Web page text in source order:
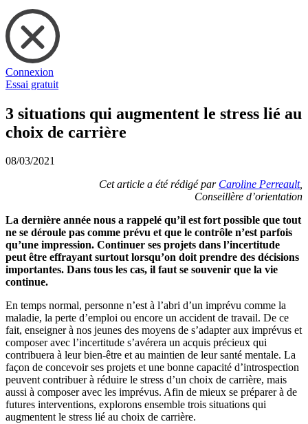
Connexion
Essai gratuit
3 situations qui augmentent le stress lié au
choix de carrière
08/03/2021
Cet article a été rédigé par Caroline Perreault,
Conseillère d’orientation
La dernière année nous a rappelé qu’il est fort possible que tout
ne se déroule pas comme prévu et que le contrôle n’est parfois
qu’une impression. Continuer ses projets dans l’incertitude
peut être effrayant surtout lorsqu’on doit prendre des décisions
importantes. Dans tous les cas, il faut se souvenir que la vie
continue.
En temps normal, personne n’est à l’abri d’un imprévu comme la
maladie, la perte d’emploi ou encore un accident de travail. De ce
fait, enseigner à nos jeunes des moyens de s’adapter aux imprévus et
composer avec l’incertitude s’avérera un acquis précieux qui
contribuera à leur bien-être et au maintien de leur santé mentale. La
façon de concevoir ses projets et une bonne capacité d’introspection
peuvent contribuer à réduire le stress d’un choix de carrière, mais
aussi à composer avec les imprévus. Afin de mieux se préparer à de
futures interventions, explorons ensemble trois situations qui
augmentent le stress lié au choix de carrière.